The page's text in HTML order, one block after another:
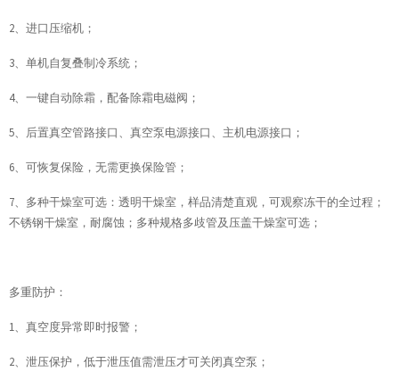
2、进口压缩机；
3、单机自复叠制冷系统；
4、一键自动除霜，配备除霜电磁阀；
5、后置真空管路接口、真空泵电源接口、主机电源接口；
6、可恢复保险，无需更换保险管；
7、多种干燥室可选：透明干燥室，样品清楚直观，可观察冻干的全过程；
不锈钢干燥室，耐腐蚀；多种规格多歧管及压盖干燥室可选；
多重防护：
1、真空度异常即时报警；
2、泄压保护，低于泄压值需泄压才可关闭真空泵；